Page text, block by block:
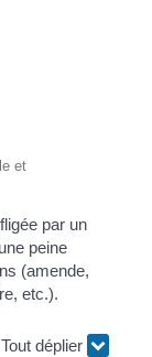
et
par un
peine
(amende,
etc.).
Tout déplier